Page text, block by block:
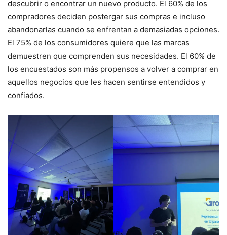
descubrir o encontrar un nuevo producto. El 60% de los
compradores deciden postergar sus compras e incluso
abandonarlas cuando se enfrentan a demasiadas opciones.
El 75% de los consumidores quiere que las marcas
demuestren que comprenden sus necesidades. El 60% de
los encuestados son más propensos a volver a comprar en
aquellos negocios que les hacen sentirse entendidos y
confiados.